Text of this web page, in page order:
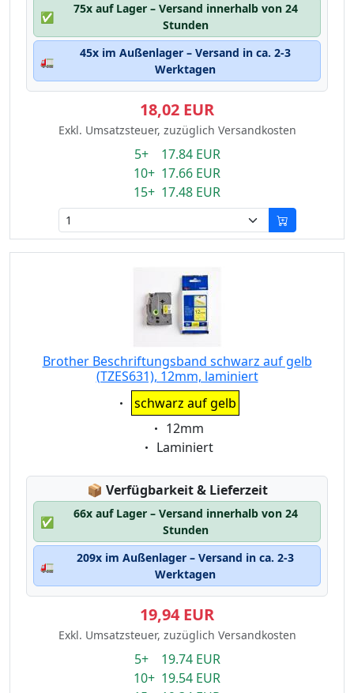
✅
75x auf Lager – Versand innerhalb von 24
Stunden
🚛
45x im Außenlager – Versand in ca. 2-3
Werktagen
18,02 EUR
Exkl. Umsatzsteuer, zuzüglich Versandkosten
5+ 17.84 EUR
10+ 17.66 EUR
15+ 17.48 EUR
Brother Beschriftungsband schwarz auf gelb
(TZES631), 12mm, laminiert
Eigenschaft:
schwarz auf gelb
Eigenschaft:
12mm
Eigenschaft:
Laminiert
📦 Lagerstatus:
Verfügbarkeit & Lieferzeit
✅
66x auf Lager – Versand innerhalb von 24
Stunden
🚛
209x im Außenlager – Versand in ca. 2-3
Werktagen
19,94 EUR
Exkl. Umsatzsteuer, zuzüglich Versandkosten
5+ 19.74 EUR
10+ 19.54 EUR